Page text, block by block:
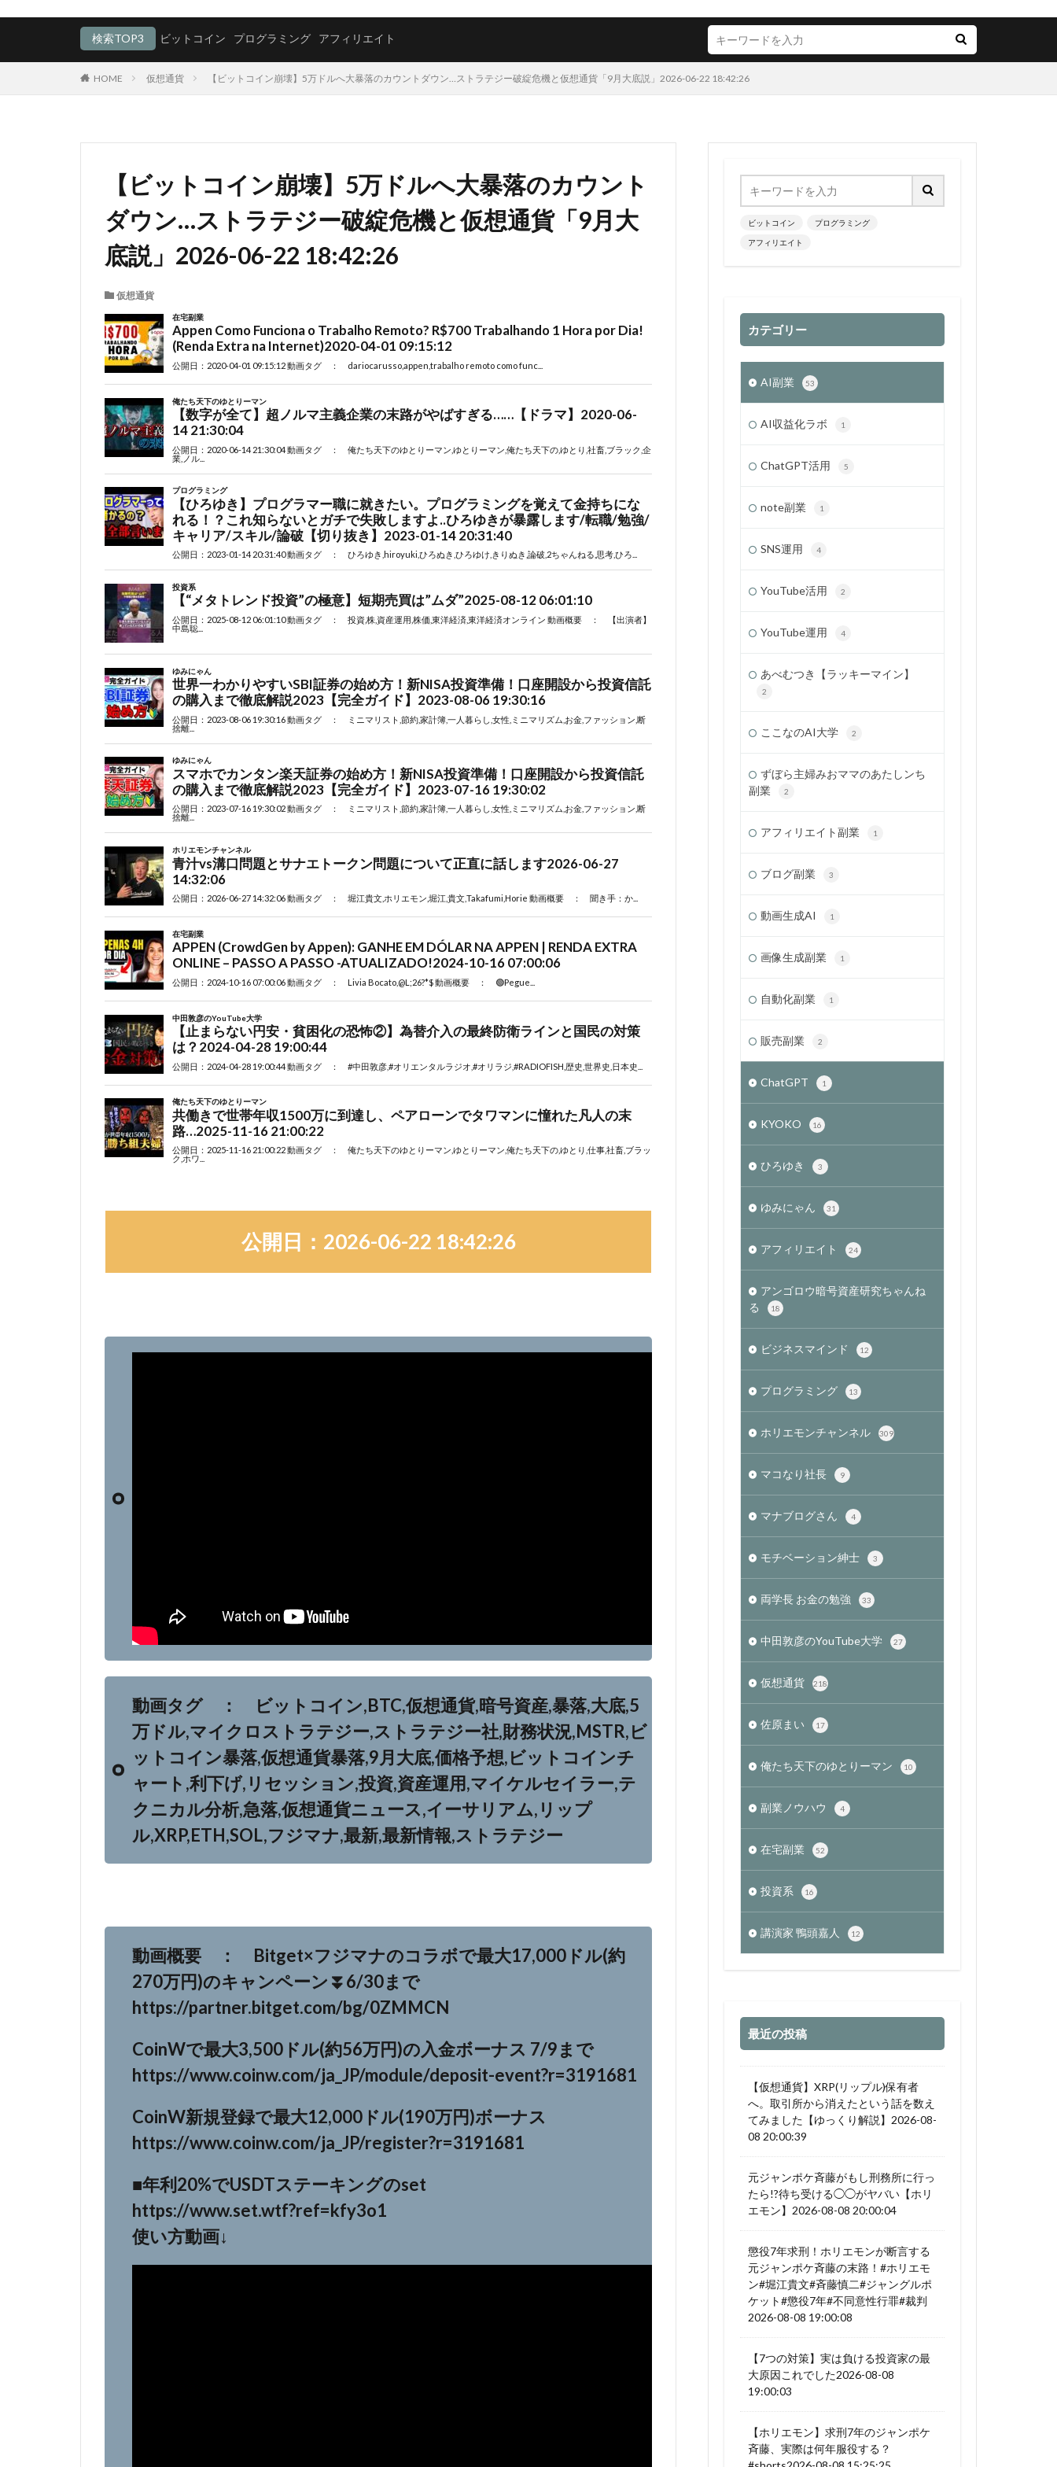
検索TOP3 ビットコイン プログラミング アフィリエイト
HOME 仮想通貨 ​【ビットコイン崩壊】5万ドルへ大暴落のカウントダウン…ストラテジー破綻危機と仮想通貨「9月大底説」2026-06-22 18:42:26
​【ビットコイン崩壊】5万ドルへ大暴落のカウント
ダウン…ストラテジー破綻危機と仮想通貨「9月大
底説」2026-06-22 18:42:26
仮想通貨
公開日：2026-06-22 18:42:26
動画タグ ： ビットコイン,BTC,仮想通貨,暗号資産,暴落,大底,5
万ドル,マイクロストラテジー,ストラテジー社,財務状況,MSTR,ビ
ットコイン暴落,仮想通貨暴落,9月大底,価格予想,ビットコインチ
ャート,利下げ,リセッション,投資,資産運用,マイケルセイラー,テ
クニカル分析,急落,仮想通貨ニュース,イーサリアム,リップ
ル,XRP,ETH,SOL,フジマナ,最新,最新情報,ストラテジー
動画概要 ： Bitget×フジマナのコラボで最大17,000ドル(約
270万円)のキャンペーン⏬️6/30まで
https://partner.bitget.com/bg/0ZMMCN
CoinWで最大3,500ドル(約56万円)の入金ボーナス 7/9まで
https://www.coinw.com/ja_JP/module/deposit-event?r=3191681
CoinW新規登録で最大12,000ドル(190万円)ボーナス
https://www.coinw.com/ja_JP/register?r=3191681
■年利20%でUSDTステーキングのset
https://www.set.wtf?ref=kfy3o1
使い方動画↓
ビットコイン プログラミング
アフィリエイト
カテゴリー
AI副業 53
AI収益化ラボ 1
ChatGPT活用 5
note副業 1
SNS運用 4
YouTube活用 2
YouTube運用 4
あべむつき【ラッキーマイン】
2
ここなのAI大学 2
ずぼら主婦みおママのあたしンち
副業
2
アフィリエイト副業 1
ブログ副業 3
動画生成AI 1
画像生成副業 1
自動化副業 1
販売副業 2
ChatGPT 1
KYOKO 16
ひろゆき 3
ゆみにゃん 31
アフィリエイト 24
アンゴロウ暗号資産研究ちゃんね
る
18
ビジネスマインド 12
プログラミング 13
ホリエモンチャンネル 309
マコなり社長 9
マナブログさん 4
モチベーション紳士 3
両学長 お金の勉強 33
中田敦彦のYouTube大学 27
仮想通貨 218
佐原まい 17
俺たち天下のゆとりーマン 10
副業ノウハウ 4
在宅副業 52
投資系 16
講演家 鴨頭嘉人 12
最近の投稿
【仮想通貨】XRP(リップル)保有者
へ。取引所から消えたという話を数え
てみました【ゆっくり解説】2026-08-
08 20:00:39
元ジャンポケ斉藤がもし刑務所に行っ
たら!?待ち受ける◯◯がヤバい【ホリ
エモン】2026-08-08 20:00:04
懲役7年求刑！ホリエモンが断言する
元ジャンポケ斉藤の末路！#ホリエモ
ン#堀江貴文#斉藤慎二#ジャングルポ
ケット#懲役7年#不同意性行罪#裁判
2026-08-08 19:00:08
【7つの対策】実は負ける投資家の最
大原因これでした2026-08-08
19:00:03
【ホリエモン】求刑7年のジャンポケ
斉藤、実際は何年服役する？